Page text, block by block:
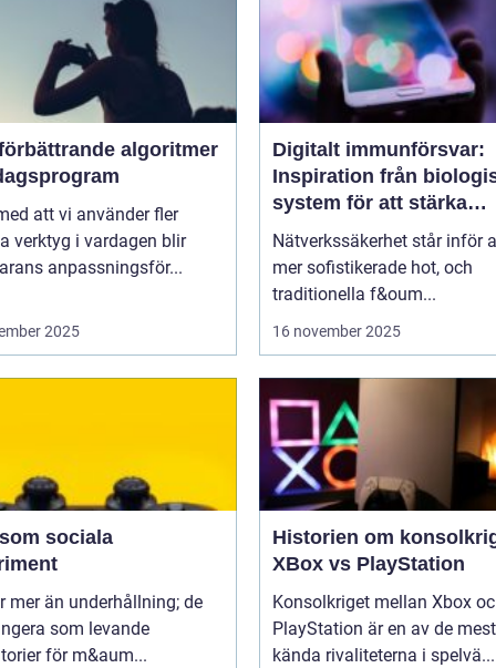
algoritmer
att vi använder fler
verktyg i vardagen blir
anpassningsför...
2025
Digitalt immunförsvar:
Inspiration från
system för att stärka
nätverkssäkerhet
Nätverkssäkerhet står inför
mer sofistikerade hot, och
traditionella f&oum...
16 november 2025
sociala
mer än underhållning; de
som levande
för m&aum...
Historien om
XBox vs PlayStation
Konsolkriget mellan Xbox
PlayStation är en av de mest
kända rivaliteterna i spelvä...